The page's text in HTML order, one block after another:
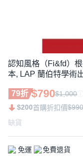
認知風格（Fi&fd）
本, LAP 蘭伯特學術
79折 $790$1,000
$200首購折扣價$990
缺貨
免運 免費退貨